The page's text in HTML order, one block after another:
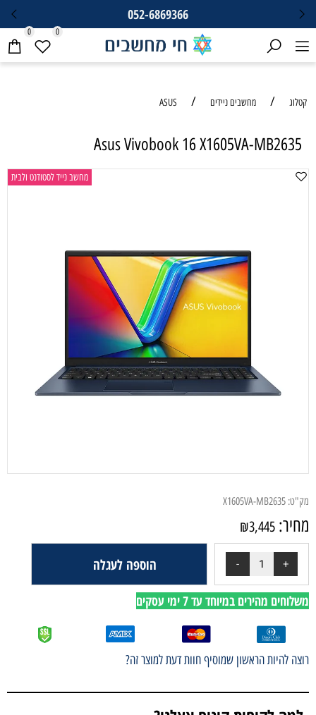
052-6869366
0 0
קטלוג / מחשבים ניידים /
ASUS
Asus Vivobook 16 X1605VA-MB2635
מחשב נייד לסטודנט ולבית
מק"ט: X1605VA-MB2635
מחיר: ₪3,445
הוספה לעגלה
משלוחים מהירים במיוחד עד 7 ימי עסקים
רוצה להיות הראשון שמוסיף חוות דעת למוצר זה?